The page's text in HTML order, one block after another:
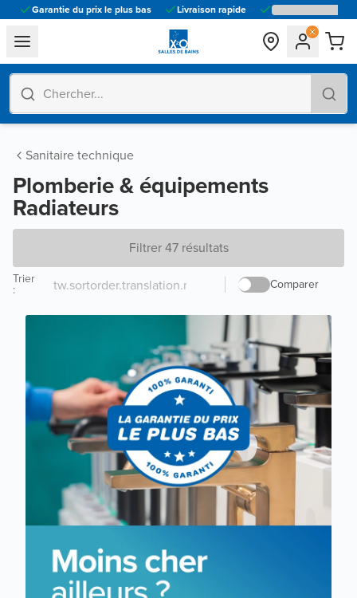
Garantie du prix le plus bas Livraison rapide
general.navigation.toggle_menu.label
Sanitaire technique
Plomberie & équipements
Radiateurs
Filtrer 47 résultats
Comparer
Trier
: